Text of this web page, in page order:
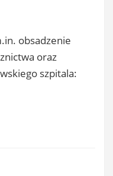
obsadzenie
oraz
szpitala: